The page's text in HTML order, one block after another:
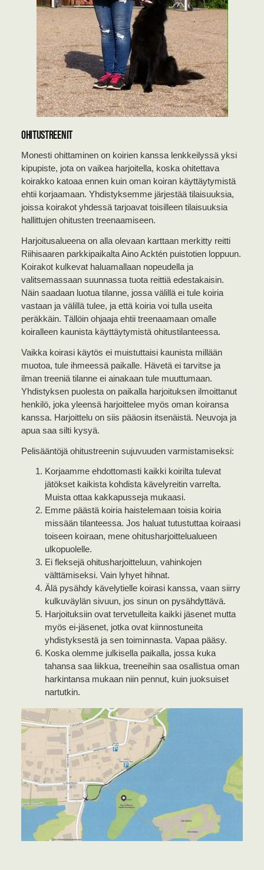
Ohitustreenit
Monesti ohittaminen on koirien kanssa lenkkeilyssä yksi
kipupiste, jota on vaikea harjoitella, koska ohitettava
koirakko katoaa ennen kuin oman koiran käyttäytymistä
ehtii korjaamaan. Yhdistyksemme järjestää tilaisuuksia,
joissa koirakot yhdessä tarjoavat toisilleen tilaisuuksia
hallittujen ohitusten treenaamiseen.
Harjoitusalueena on alla olevaan karttaan merkitty reitti
Riihisaaren parkkipaikalta Aino Acktén puistotien loppuun.
Koirakot kulkevat haluamallaan nopeudella ja
valitsemassaan suunnassa tuota reittiä edestakaisin.
Näin saadaan luotua tilanne, jossa välillä ei tule koiria
vastaan ja välillä tulee, ja että koiria voi tulla useita
peräkkäin. Tällöin ohjaaja ehtii treenaamaan omalle
koiralleen kaunista käyttäytymistä ohitustilanteessa.
Vaikka koirasi käytös ei muistuttaisi kaunista millään
muotoa, tule ihmeessä paikalle. Hävetä ei tarvitse ja
ilman treeniä tilanne ei ainakaan tule muuttumaan.
Yhdistyksen puolesta on paikalla harjoituksen ilmoittanut
henkilö, joka yleensä harjoittelee myös oman koiransa
kanssa. Harjoittelu on siis pääosin itsenäistä. Neuvoja ja
apua saa silti kysyä.
Pelisääntöjä ohitustreenin sujuvuuden varmistamiseksi:
Korjaamme ehdottomasti kaikki koirilta tulevat
jätökset kaikista kohdista kävelyreitin varrelta.
Muista ottaa kakkapusseja mukaasi.
Emme päästä koiria haistelemaan toisia koiria
missään tilanteessa. Jos haluat tutustuttaa koiraasi
toiseen koiraan, mene ohitusharjoittelualueen
ulkopuolelle.
Ei fleksejä ohitusharjoitteluun, vahinkojen
välttämiseksi. Vain lyhyet hihnat.
Älä pysähdy kävelytielle koirasi kanssa, vaan siirry
kulkuväylän sivuun, jos sinun on pysähdyttävä.
Harjoituksiin ovat tervetulleita kaikki jäsenet mutta
myös ei-jäsenet, jotka ovat kiinnostuneita
yhdistyksestä ja sen toiminnasta. Vapaa pääsy.
Koska olemme julkisella paikalla, jossa kuka
tahansa saa liikkua, treeneihin saa osallistua oman
harkintansa mukaan niin pennut, kuin juoksuiset
nartutkin.